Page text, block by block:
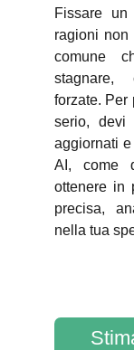
Fissare
ragioni
comune
stagnare,
forzate. Per
serio,
aggiornati
AI, come
ottenere in
precisa,
nella tua